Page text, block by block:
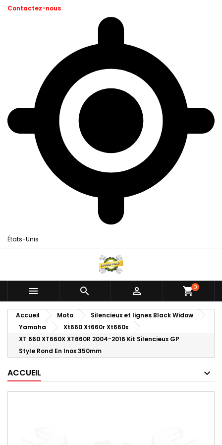
Contactez-nous
États-Unis
   shopping_cart0
Accueil Moto
Silencieux et lignes Black Widow
Yamaha
Xt660 Xt660r Xt660x
XT 660 XT660X XT660R 2004-2016 Kit Silencieux GP
Style Rond En Inox 350mm
ACCUEIL